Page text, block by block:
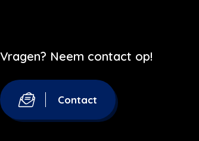
Vragen? Neem contact op!
Contact